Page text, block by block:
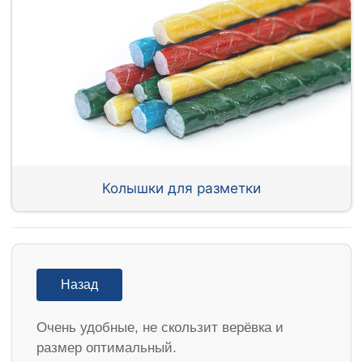
Колышки для разметки
Назад
Очень удобные, не скользит верёвка и
размер оптимальный.